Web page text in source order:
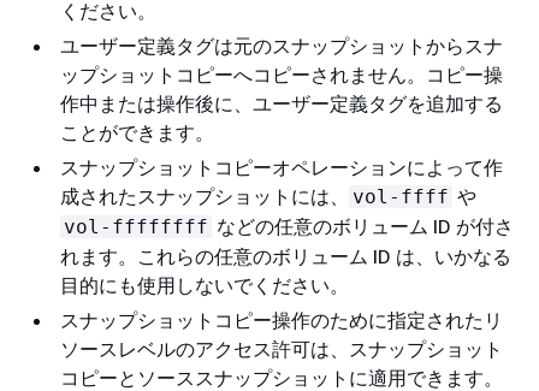
ください。
ユーザー定義タグは元のスナップショットからスナ
ップショットコピーへコピーされません。コピー操
作中または操作後に、ユーザー定義タグを追加する
ことができます。
スナップショットコピーオペレーションによって作
成されたスナップショットには、
vol-ffff や
vol-ffffffff などの任意のボリューム ID が付さ
れます。これらの任意のボリューム ID は、いかなる
目的にも使用しないでください。
スナップショットコピー操作のために指定されたリ
ソースレベルのアクセス許可は、スナップショット
コピーとソーススナップショットに適用できます。